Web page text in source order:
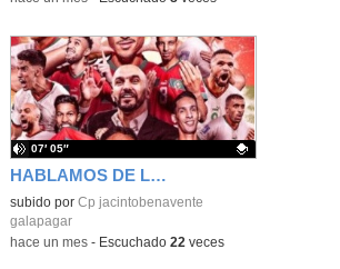
HABLAMOS DE LA SELECCIÓN DE MARRUECOS
Contenido educativo.
subido por Cp jacintobenavente
galapagar
07′ 05″
-hace un mes- Escuchado 22veces